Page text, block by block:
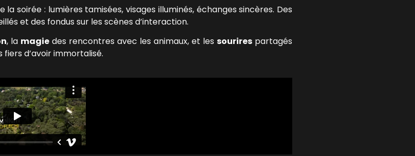
la soirée : lumières tamisées, visages illuminés, échanges sincères. Des
et des fondus sur les scènes d’interaction.
, la magie des rencontres avec les animaux, et les sourires partagés
d’avoir immortalisé.